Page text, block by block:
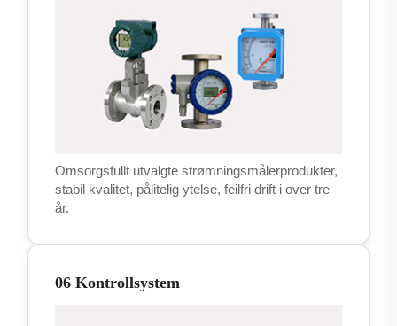
Omsorgsfullt utvalgte strømningsmålerprodukter,
stabil kvalitet, pålitelig ytelse, feilfri drift i over tre
år.
06 Kontrollsystem